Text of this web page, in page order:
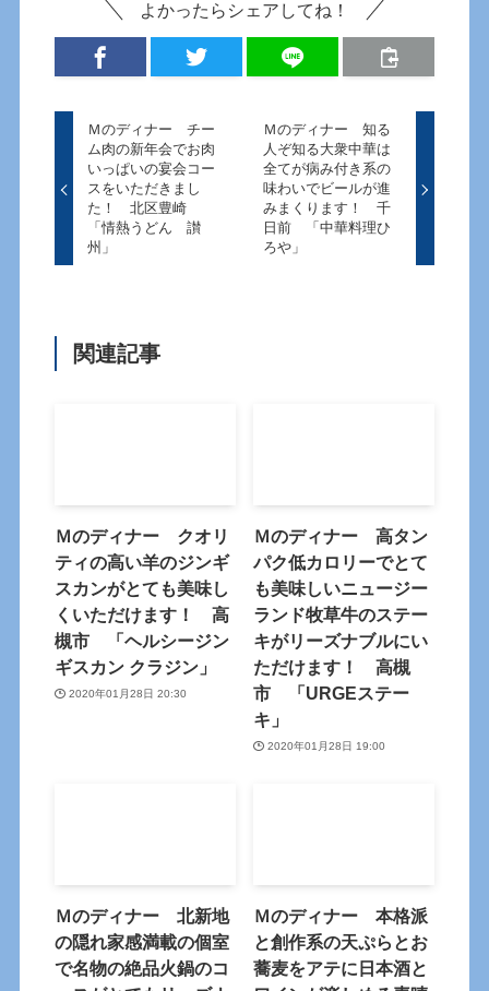
よかったらシェアしてね！
Ｍのディナー チー
ム肉の新年会でお肉
いっぱいの宴会コー
スをいただきまし
た！ 北区豊崎
「情熱うどん 讃
州」
Ｍのディナー 知る
人ぞ知る大衆中華は
全てが病み付き系の
味わいでビールが進
みまくります！ 千
日前 「中華料理ひ
ろや」
関連記事
Ｍのディナー クオリ
ティの高い羊のジンギ
スカンがとても美味し
くいただけます！ 高
槻市 「ヘルシージン
ギスカン クラジン」
2020年01月28日 20:30
Ｍのディナー 高タン
パク低カロリーでとて
も美味しいニュージー
ランド牧草牛のステー
キがリーズナブルにい
ただけます！ 高槻
市 「URGEステー
キ」
2020年01月28日 19:00
Ｍのディナー 北新地
の隠れ家感満載の個室
で名物の絶品火鍋のコ
Ｍのディナー 本格派
と創作系の天ぷらとお
蕎麦をアテに日本酒と